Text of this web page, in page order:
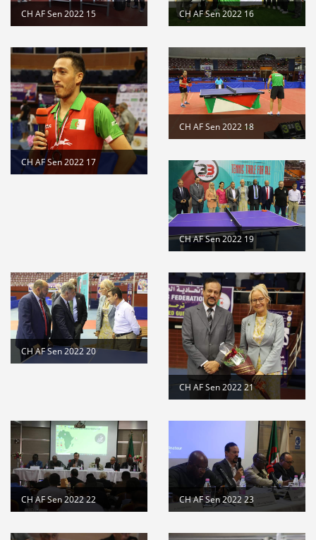
CH AF Sen 2022 15 CH AF Sen 2022 16
CH AF Sen 2022 17
CH AF Sen 2022 18
CH AF Sen 2022 19
CH AF Sen 2022 20
CH AF Sen 2022 21
CH AF Sen 2022 22 CH AF Sen 2022 23